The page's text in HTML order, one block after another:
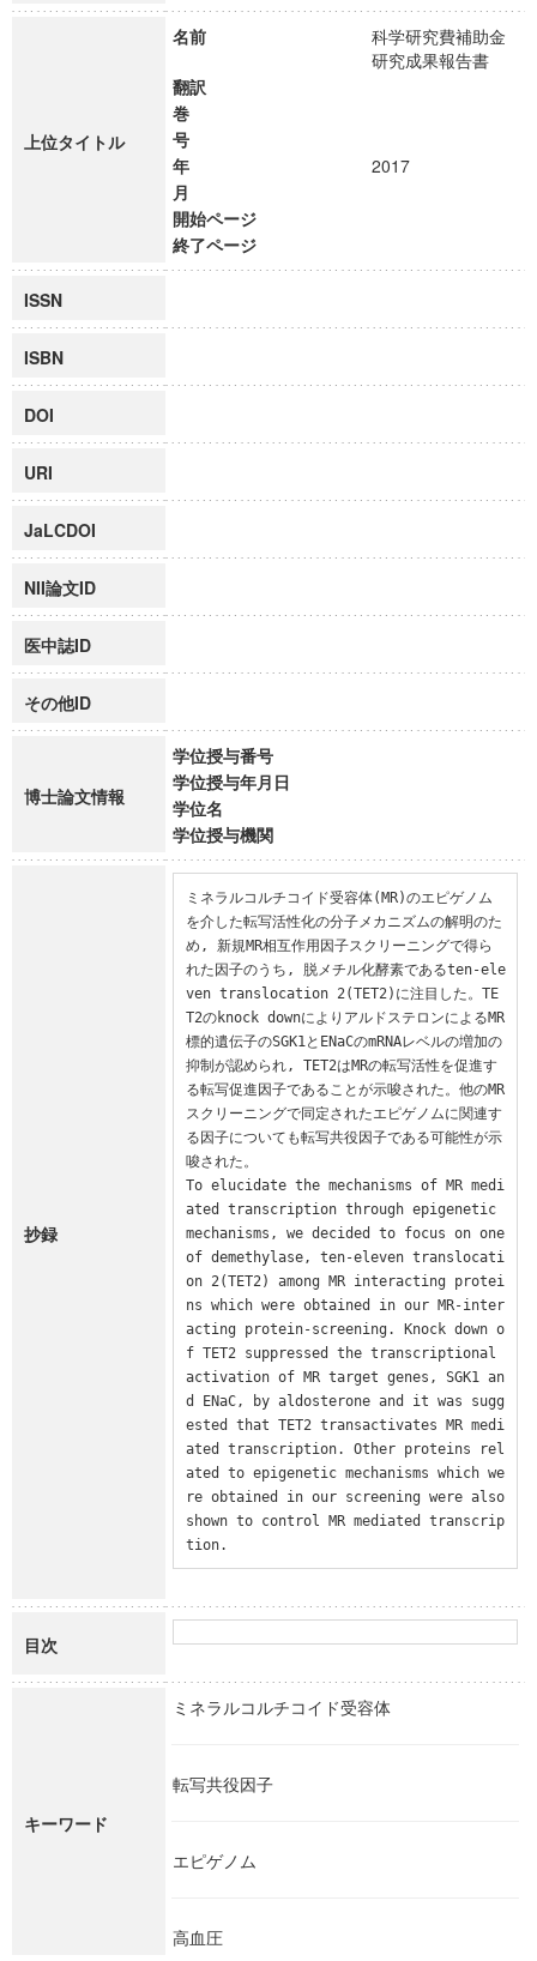
上位タイトル
名前
科学研究費補助金
研究成果報告書
翻訳
巻
号
年
2017
月
開始ページ
終了ページ
ISSN
ISBN
DOI
URI
JaLCDOI
NII論文ID
医中誌ID
その他ID
博士論文情報
学位授与番号
学位授与年月日
学位名
学位授与機関
抄録
ミネラルコルチコイド受容体(MR)のエピゲノム
を介した転写活性化の分子メカニズムの解明のた
め, 新規MR相互作用因子スクリーニングで得ら
れた因子のうち, 脱メチル化酵素であるten-ele
ven translocation 2(TET2)に注目した。TE
T2のknock downによりアルドステロンによるMR
標的遺伝子のSGK1とENaCのmRNAレベルの増加の
抑制が認められ, TET2はMRの転写活性を促進す
る転写促進因子であることが示唆された。他のMR
スクリーニングで同定されたエピゲノムに関連す
る因子についても転写共役因子である可能性が示
唆された。
To elucidate the mechanisms of MR medi
ated transcription through epigenetic
mechanisms, we decided to focus on one
of demethylase, ten-eleven translocati
on 2(TET2) among MR interacting protei
ns which were obtained in our MR-inter
acting protein-screening. Knock down o
f TET2 suppressed the transcriptional
activation of MR target genes, SGK1 an
d ENaC, by aldosterone and it was sugg
ested that TET2 transactivates MR medi
ated transcription. Other proteins rel
ated to epigenetic mechanisms which we
re obtained in our screening were also
shown to control MR mediated transcrip
tion.
目次
キーワード
ミネラルコルチコイド受容体
転写共役因子
エピゲノム
高血圧